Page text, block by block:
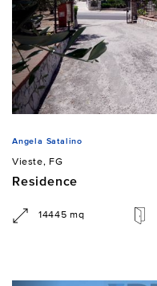
Angela Satalino
Vieste, FG
Residence
14445 mq